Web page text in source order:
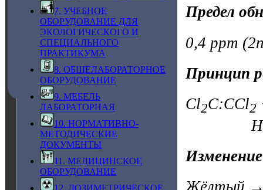
7. УЧЕБНОЕ
ОБОРУДОВАНИЕ ДЛЯ
ЭКОЛОГИЧЕСКОГО И
СПЕЦИАЛЬНОГО
ПРАКТИКУМА
8. ОБЩЕЛАБОРАТОРНОЕ
ОБОРУДОВАНИЕ
9. МЕБЕЛЬ
ЛАБОРАТОРНАЯ
10. НОРМАТИВНО-
МЕТОДИЧЕСКИЕ
ДОКУМЕНТЫ
11. МЕДИЦИНСКОЕ
ОБОРУДОВАНИЕ
12. ДОЗИМЕТРИЧЕСКОЕ
Предел
0,4 ppm
Принцип
Cl2C:CCl2
HCl +